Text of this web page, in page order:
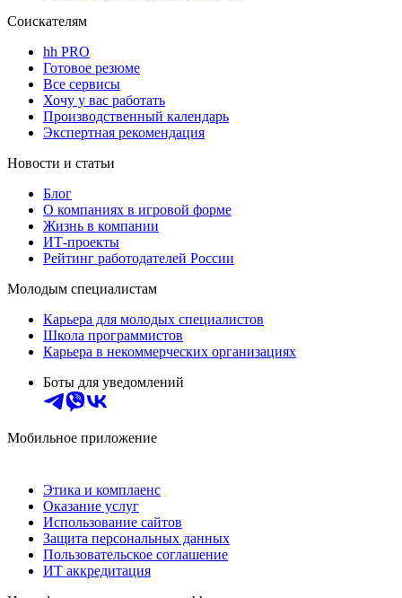
Соискателям
hh PRO
Готовое резюме
Все сервисы
Хочу у вас работать
Производственный календарь
Экспертная рекомендация
Новости и статьи
Блог
О компаниях в игровой форме
Жизнь в компании
ИТ-проекты
Рейтинг работодателей России
Молодым специалистам
Карьера для молодых специалистов
Школа программистов
Карьера в некоммерческих организациях
Боты для уведомлений
Мобильное приложение
Этика и комплаенс
Оказание услуг
Использование сайтов
Защита персональных данных
Пользовательское соглашение
ИТ аккредитация